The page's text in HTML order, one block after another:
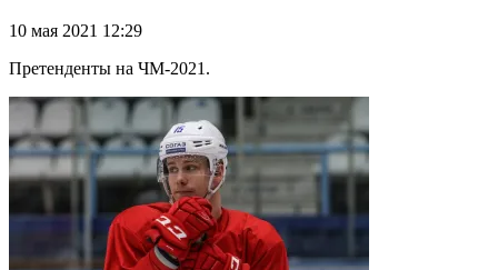
10 мая 2021 12:29
Претенденты на ЧМ-2021.